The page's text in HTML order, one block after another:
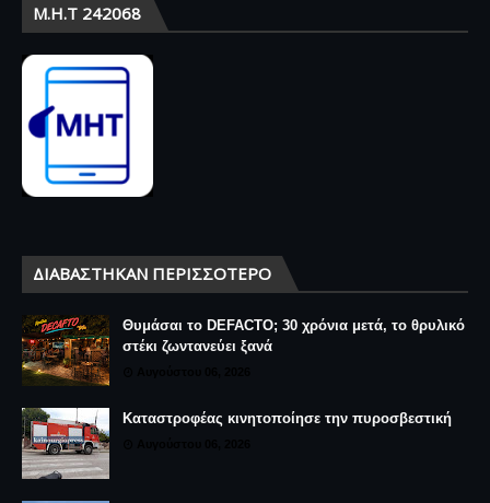
Μ.Η.Τ 242068
ΔΙΑΒΆΣΤΗΚΑΝ ΠΕΡΙΣΣΌΤΕΡΟ
Θυμάσαι το DEFACTO; 30 χρόνια μετά, το θρυλικό
στέκι ζωντανεύει ξανά
Καταστροφέας κινητοποίησε την πυροσβεστική